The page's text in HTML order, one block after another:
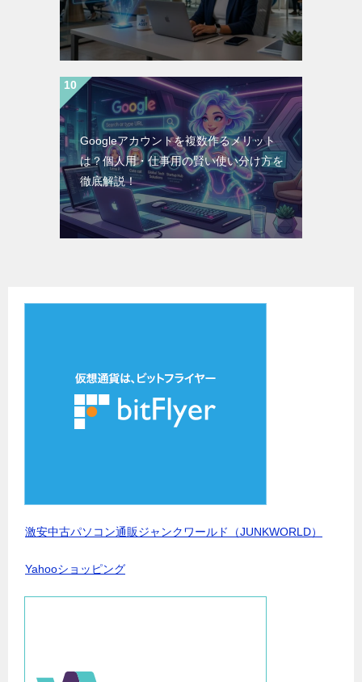
Googleアカウントを複数作るメリット
は？個人用・仕事用の賢い使い分け方を
徹底解説！
激安中古パソコン通販ジャンクワールド（JUNKWORLD）
Yahooショッピング